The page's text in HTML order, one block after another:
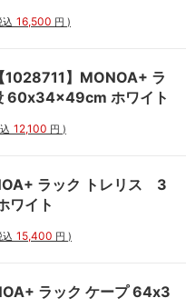
込 16,500 円 )
1028711】MONOA+ ラ
60x34x49cm ホワイト
12,100 円 )
ラック トレリス 3
イト
込 15,400 円 )
ラック ケープ 64x3